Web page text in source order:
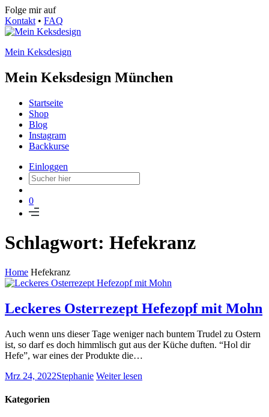
Folge mir auf
Kontakt • FAQ
Mein Keksdesign
Mein Keksdesign München
Startseite
Shop
Blog
Instagram
Backkurse
Einloggen
0
Schlagwort: Hefekranz
Home Hefekranz
Leckeres Osterrezept Hefezopf mit Mohn
Auch wenn uns dieser Tage weniger nach buntem Trudel zu Ostern
ist, so darf es doch himmlisch gut aus der Küche duften. “Hol dir
Hefe”, war eines der Produkte die…
Mrz 24, 2022Stephanie Weiter lesen
Kategorien